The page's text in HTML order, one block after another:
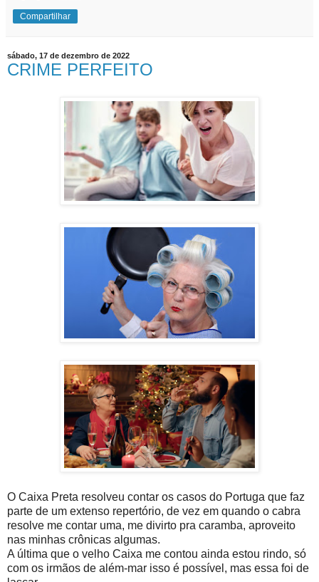
Compartilhar
sábado, 17 de dezembro de 2022
CRIME PERFEITO
O Caixa Preta resolveu contar os casos do Portuga que faz
parte de um extenso repertório, de vez em quando o cabra
resolve me contar uma, me divirto pra caramba, aproveito
nas minhas crônicas algumas.
A última que o velho Caixa me contou ainda estou rindo, só
com os irmãos de além-mar isso é possível, mas essa foi de